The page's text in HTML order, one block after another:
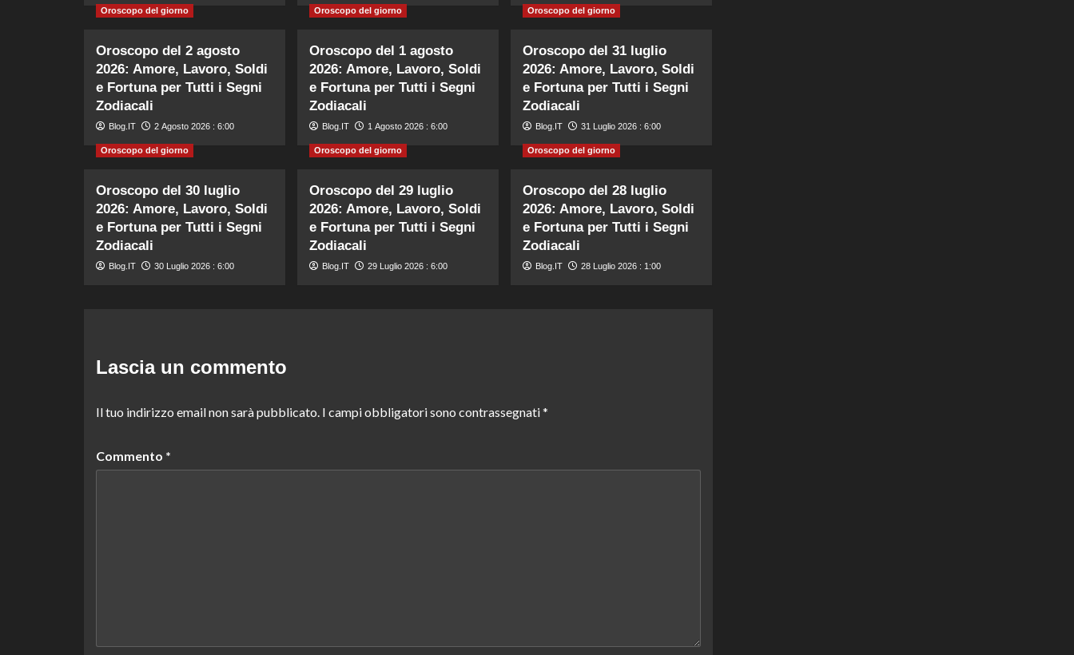
Oroscopo del giorno
Oroscopo del 2 agosto
2026: Amore, Lavoro, Soldi
e Fortuna per Tutti i Segni
Zodiacali
Blog.IT 2 Agosto 2026 : 6:00
Oroscopo del giorno
Oroscopo del 1 agosto
2026: Amore, Lavoro, Soldi
e Fortuna per Tutti i Segni
Zodiacali
Blog.IT 1 Agosto 2026 : 6:00
Oroscopo del giorno
Oroscopo del 31 luglio
2026: Amore, Lavoro, Soldi
e Fortuna per Tutti i Segni
Zodiacali
Blog.IT 31 Luglio 2026 : 6:00
Oroscopo del giorno
Oroscopo del 30 luglio
2026: Amore, Lavoro, Soldi
e Fortuna per Tutti i Segni
Zodiacali
Blog.IT 30 Luglio 2026 : 6:00
Oroscopo del giorno
Oroscopo del 29 luglio
2026: Amore, Lavoro, Soldi
e Fortuna per Tutti i Segni
Zodiacali
Blog.IT 29 Luglio 2026 : 6:00
Oroscopo del giorno
Oroscopo del 28 luglio
2026: Amore, Lavoro, Soldi
e Fortuna per Tutti i Segni
Zodiacali
Blog.IT 28 Luglio 2026 : 1:00
Lascia un commento
Il tuo indirizzo email non sarà pubblicato. I campi obbligatori sono contrassegnati*
Commento *